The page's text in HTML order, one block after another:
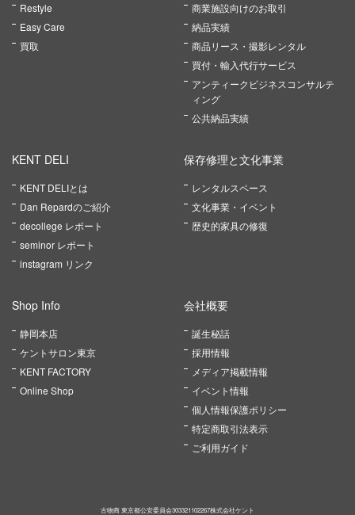
Restyle
Easy Care
買取
商業施設向けのお取引
納品実績
商品リース・撮影レンタル
買付・輸入代行サービス
アンティークビジネスコンサルテ
ィング
公共納品実績
KENT DELI
KENT DELIとは
Dan Repardのご紹介
decollege レポート
seminor レポート
instagram リンク
保存修理と文化事業
レンタルスペース
文化事業・イベント
歴史的家具の修復
Shop Info
静岡本店
ケントサロン東京
KENT FACTORY
Online Shop
会社概要
誕生秘話
採用情報
メディア掲載情報
イベント情報
個人情報保護ポリシー
特定商取引法表示
ご利用ガイド
古物商 東京都公安委員会303321102267株式会社ケント